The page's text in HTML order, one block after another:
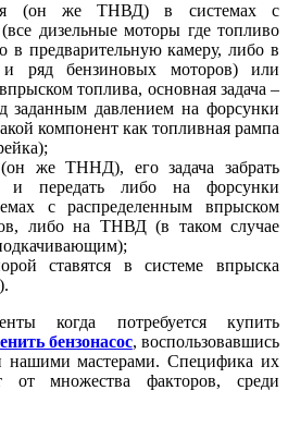
(он же ТНВД) в системах с
дизельные моторы где топливо
в предварительную камеру, либо в
и ряд бензиновых моторов) или
топлива, основная задача –
заданным давлением на форсунки
компонент как топливная рампа
(он же ТННД), его задача забрать
и передать либо на форсунки
с распределенным впрыском
либо на ТНВД (в таком случае
ставятся в системе впрыска
когда потребуется купить
бензонасос, воспользовавшись
нашими мастерами. Специфика их
от множества факторов, среди